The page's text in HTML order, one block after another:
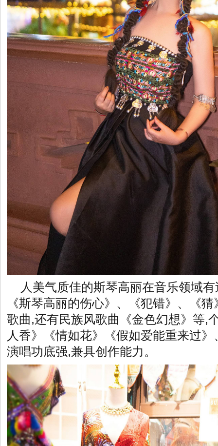
人美气质佳的斯琴高丽在音乐领域
《斯琴高丽的伤心》、《犯错》、《
歌曲,还有民族风歌曲《金色幻想》等,
人香》《情如花》《假如爱能重来过
演唱功底强,兼具创作能力。